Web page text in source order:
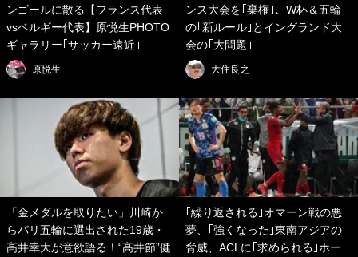
ンゴールに散る【フランス代表
vsベルギー代表】原悦生PHOTO
ギャラリー｢サッカー遠近｣
原悦生
ンス大会を｢棄権｣、W杯＆五輪
の｢新ルール｣とイングランド大
会の｢大問題｣
大住良之
「金メダルを取りたい」川崎か
らパリ五輪に選出された19歳・
高井幸大が意欲語る！“高井節”健
｢繰り返される｣オマーン戦の悪
夢、｢強くなった｣東南アジアの
脅威、ACLに｢求められる｣ホー